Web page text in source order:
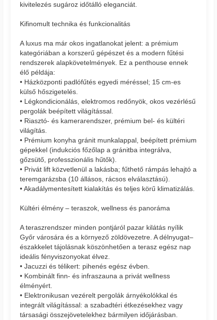
kivitelezés sugároz időtálló eleganciát.
Kifinomult technika és funkcionalitás
A luxus ma már okos ingatlanokat jelent: a prémium
kategóriában a korszerű gépészet és a modern fűtési
rendszerek alapkövetelmények. Ez a penthouse ennek
élő példája:
• Házközponti padlófűtés egyedi méréssel; 15 cm-es
külső hőszigetelés.
• Légkondicionálás, elektromos redőnyök, okos vezérlésű
pergolák beépített világítással.
• Riasztó- és kamerarendszer, prémium bel- és kültéri
világítás.
• Prémium konyha gránit munkalappal, beépített prémium
gépekkel (indukciós főzőlap a gránitba integrálva,
gőzsütő, professzionális hűtők).
• Privát lift közvetlenül a lakásba; fűthető rámpás lehajtó a
teremgarázsba (10 állásos, rácsos elválasztású).
• Akadálymentesített kialakítás és teljes körű klimatizálás.
Kültéri élmény – teraszok, wellness és panoráma
A teraszrendszer minden pontjáról pazar kilátás nyílik
Győr városára és a környező zöldövezetre. A délnyugat–
északkelet tájolásnak köszönhetően a terasz egész nap
ideális fényviszonyokat élvez.
• Jacuzzi és télikert: pihenés egész évben.
• Kombinált finn- és infraszauna a privát wellness
élményért.
• Elektronikusan vezérelt pergolák árnyékolókkal és
integrált világítással: a szabadtéri étkezésekhez vagy
társasági összejövetelekhez bármilyen időjárásban.